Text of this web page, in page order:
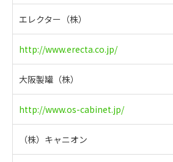
エレクター（株）
http://www.erecta.co.jp/
大阪製罐（株）
http://www.os-cabinet.jp/
（株）キャニオン